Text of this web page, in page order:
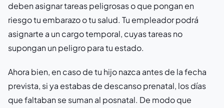
deben asignar tareas peligrosas o que pongan en
riesgo tu embarazo o tu salud. Tu empleador podrá
asignarte a un cargo temporal, cuyas tareas no
supongan un peligro para tu estado.
Ahora bien, en caso de tu hijo nazca antes de la fecha
prevista, si ya estabas de descanso prenatal, los días
que faltaban se suman al posnatal. De modo que